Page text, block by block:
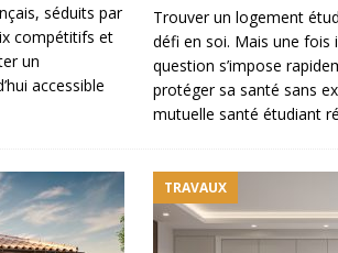
séduits par
compétitifs et
un
accessible
Trouver un logement
défi en soi. Mais une fois
question s’impose
protéger sa santé sans
mutuelle santé étudiant
TRAVAUX